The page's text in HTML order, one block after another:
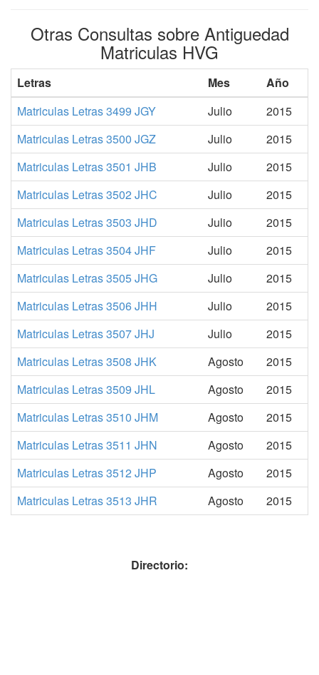
Otras Consultas sobre Antiguedad
Matriculas HVG
Letras Mes
Año
Matriculas Letras 3499 JGY
Julio
2015
Matriculas Letras 3500 JGZ
Julio
2015
Matriculas Letras 3501 JHB
Julio
2015
Matriculas Letras 3502 JHC
Julio
2015
Matriculas Letras 3503 JHD
Julio
2015
Matriculas Letras 3504 JHF
Julio
2015
Matriculas Letras 3505 JHG
Julio
2015
Matriculas Letras 3506 JHH
Julio
2015
Matriculas Letras 3507 JHJ
Julio
2015
Matriculas Letras 3508 JHK
Agosto
2015
Matriculas Letras 3509 JHL
Agosto
2015
Matriculas Letras 3510 JHM
Agosto
2015
Matriculas Letras 3511 JHN
Agosto
2015
Matriculas Letras 3512 JHP
Agosto
2015
Matriculas Letras 3513 JHR
Agosto 2015
Directorio: